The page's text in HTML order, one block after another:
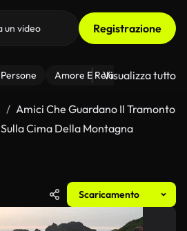
Registrazione
Persone Amore E Relazioni Il
Visualizza tutto
Amici Che Guardano Il Tramonto
Sulla Cima Della Montagna
Scaricamento